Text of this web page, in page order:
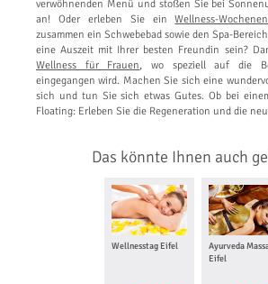
verwöhnenden Menü und stoßen Sie bei
an! Oder erleben Sie einWellness-
zusammen ein Schwebebad sowie den Spa-
eine Auszeit mit Ihrer besten Freundin sein?
Wellness für Frauen, wo speziell auf die
eingegangen wird. Machen Sie sich eine
sich und tun Sie sich etwas Gutes. Ob bei
Floating: Erleben Sie die Regeneration und die
Das könnte Ihnen auch
Wellnesstag Eifel
Ayurveda
Eifel